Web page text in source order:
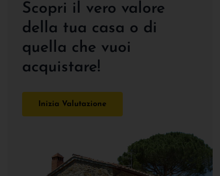
Scopri il vero valore
della tua casa o di
quella che vuoi
acquistare!
Inizia Valutazione